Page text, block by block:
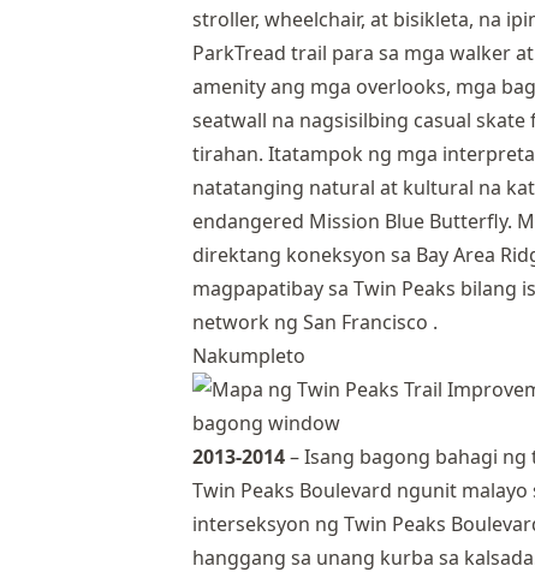
stroller, wheelchair, at bisikleta, na
ParkTread trail para sa mga walker
amenity ang mga overlooks, mga
seatwall na nagsisilbing casual
tirahan. Itatampok ng mga
natatanging natural at kultural na
endangered Mission Blue Butterfly.
direktang koneksyon sa Bay Area
magpapatibay sa Twin Peaks bilang
network ng San Francisco .
Nakumpleto
2013-2014– Isang bagong bahagi
Twin Peaks Boulevard ngunit
interseksyon ng Twin Peaks
hanggang sa unang kurba sa